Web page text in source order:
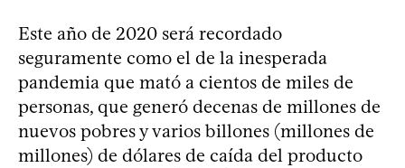
Este año de 2020 será recordado
seguramente como el de la inesperada
pandemia que mató a cientos de miles de
personas, que generó decenas de millones de
nuevos pobres y varios billones (millones de
millones) de dólares de caída del producto